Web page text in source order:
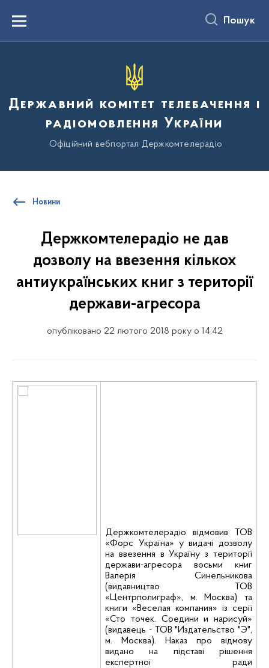
вмістуMenu Пошук
Державний комітет телебачення і
радіомовлення України
Офіційний вебпортал Держкомтелерадіо
Новини
Держкомтелерадіо не дав
дозволу на ввезення кількох
антиукраїнських книг з території
держави-агресора
опубліковано 22 лютого 2018 року о 14:42
Держкомтелерадіо відмовив ТОВ
«Форс Україна» у видачі дозволу
на ввезення в Україну з території
держави-агресора восьми книг
Валерія Синельникова
(видавництво ТОВ
«Центрполиграф», м. Москва) та
книги «Веселая компания» із серії
«Сто точек. Соедини и нарисуй»
(видавець -
ТОВ "Издательство "Э",
м. Москва). Наказ про відмову
видано на підставі рішення
експертної ради